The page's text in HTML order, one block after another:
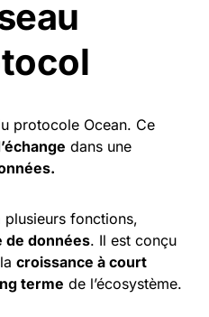
protocole Ocean. Ce
dans une
plusieurs fonctions,
de données. Il est conçu
croissance à court
terme de l’écosystème.